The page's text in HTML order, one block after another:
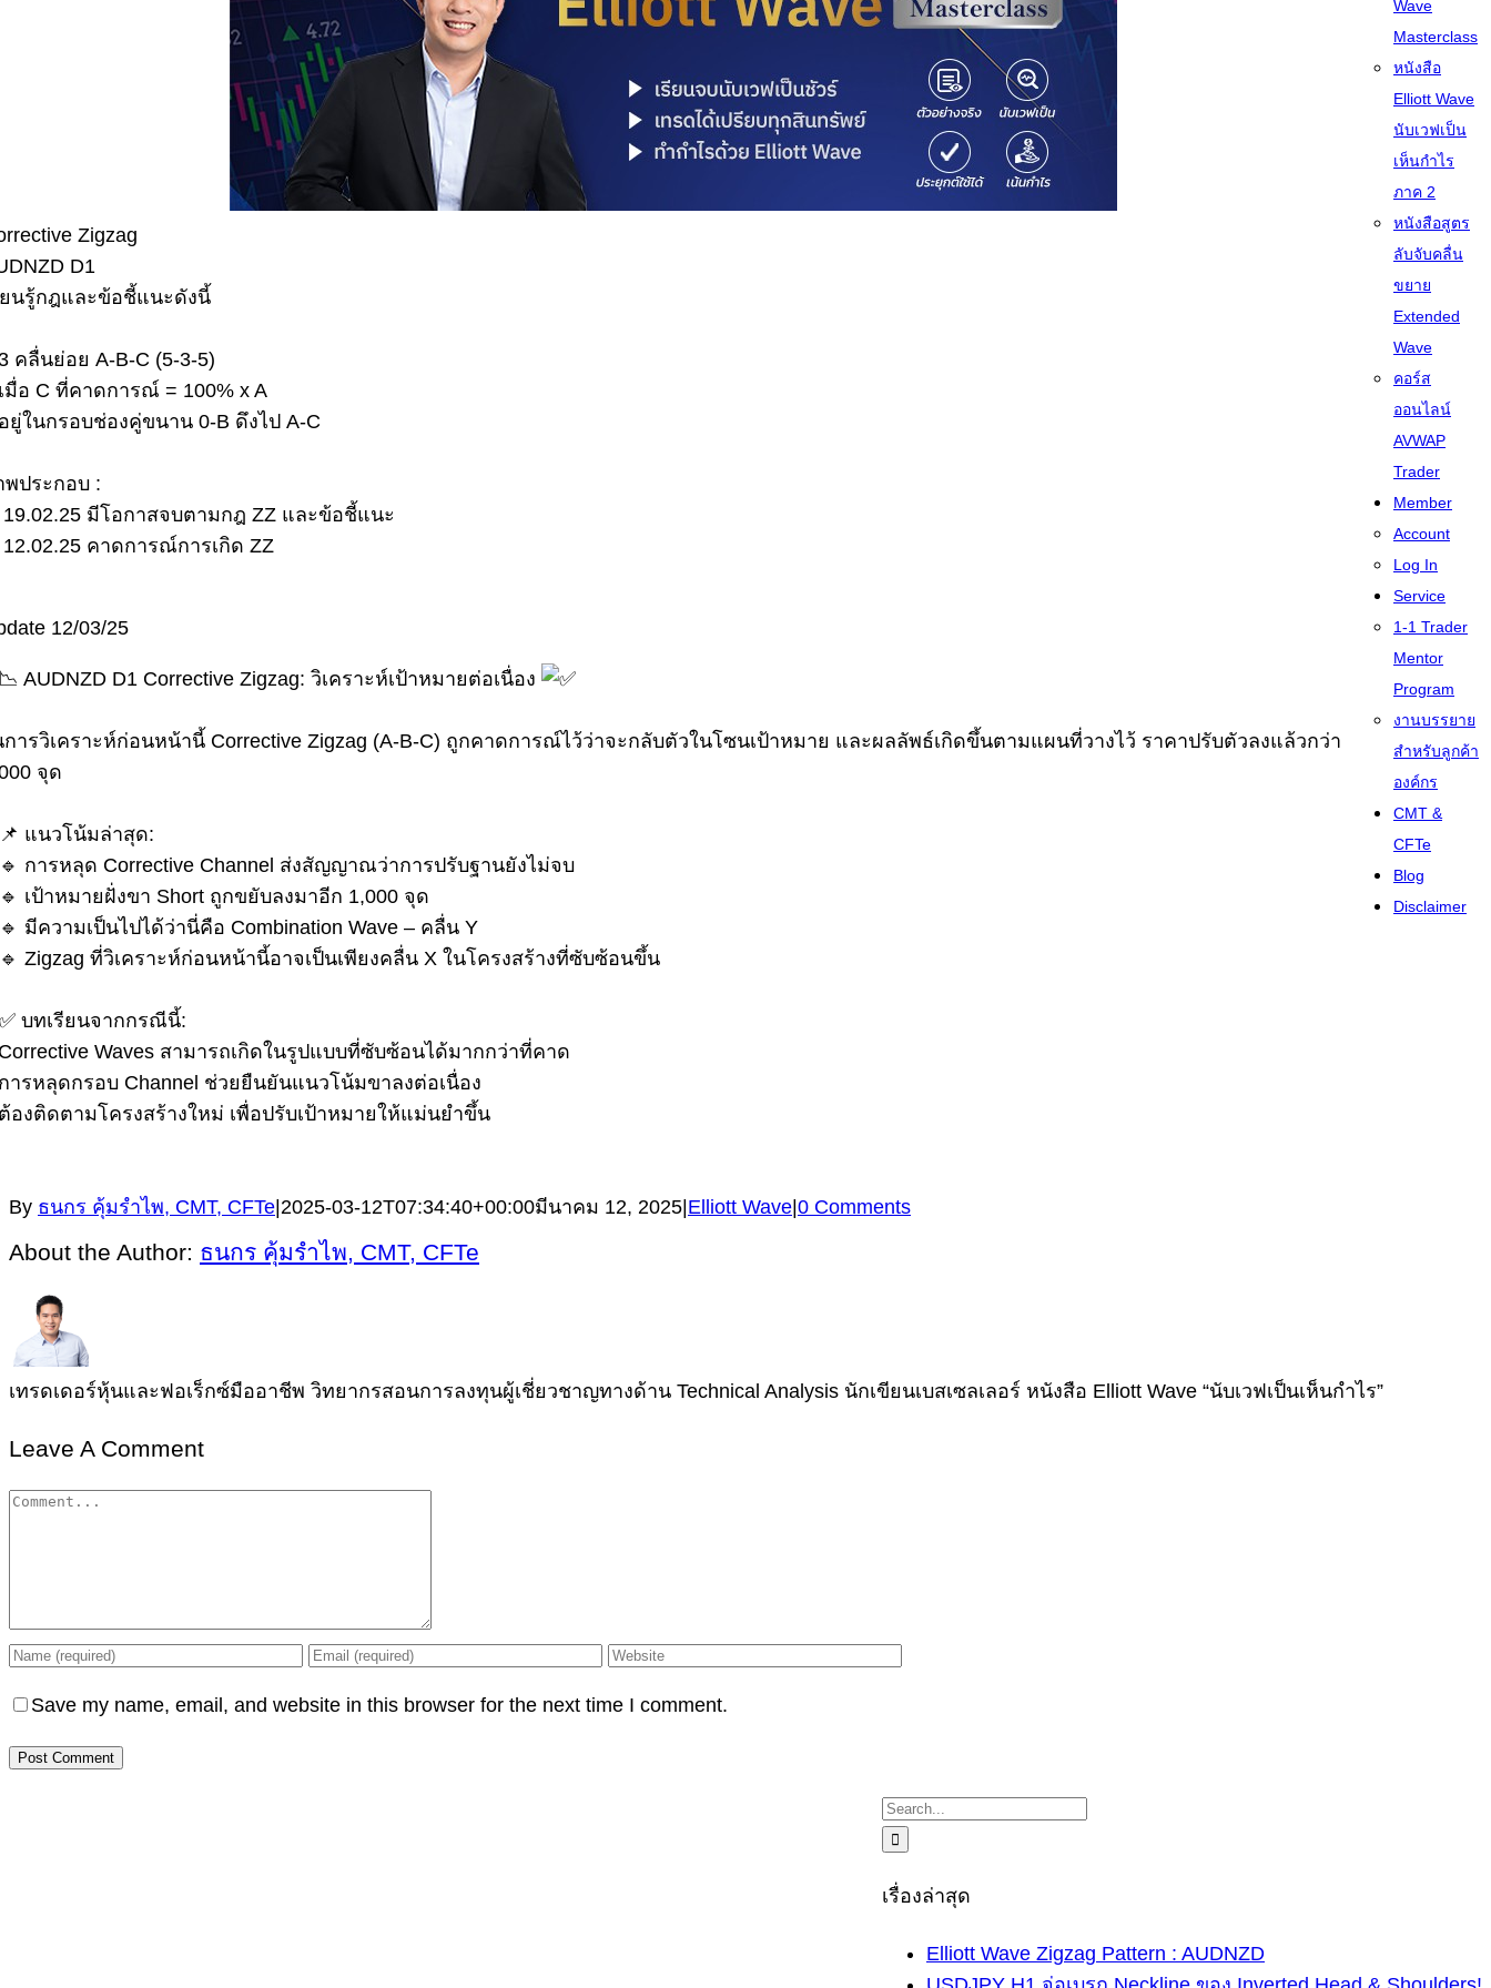
Zigzag
D1
ยนรู้กฎและข้อชี้แนะดังนี้
คลื่นย่อย A-B-C (5-3-5)
มื่อ C ที่คาดการณ์ = 100% x A
ยู่ในกรอบช่องคู่ขนาน 0-B ดึงไป A-C
พประกอบ :
19.02.25 มีโอกาสจบตามกฎ ZZ และข้อชี้แนะ
12.02.25 คาดการณ์การเกิด ZZ
12/03/25
AUDNZD​ D1 Corrective Zigzag: วิเคราะห์เป้าหมายต่อเนื่อง
การวิเคราะห์ก่อนหน้านี้ Corrective Zigzag (A-B-C) ถูกคาดการณ์ไว้ว่าจะกลับตัวในโซนเป้าหมาย และผลลัพธ์เกิดขึ้นตามแผนที่วางไว้ ราคาปรับตัวลงแล้วกว่า
จุด
แนวโน้มล่าสุด:
การหลุด Corrective Channel ส่งสัญญาณว่าการปรับฐานยังไม่จบ
เป้าหมายฝั่งขา Short ถูกขยับลงมาอีก 1,000 จุด
มีความเป็นไปได้ว่านี่คือ Combination Wave – คลื่น Y
Zigzag ที่วิเคราะห์ก่อนหน้านี้อาจเป็นเพียงคลื่น X ในโครงสร้างที่ซับซ้อนขึ้น
บทเรียนจากกรณีนี้:
Waves สามารถเกิดในรูปแบบที่ซับซ้อนได้มากกว่าที่คาด
ารหลุดกรอบ Channel ช่วยยืนยันแนวโน้มขาลงต่อเนื่อง
องติดตามโครงสร้างใหม่ เพื่อปรับเป้าหมายให้แม่นยำขึ้น
By ธนกร คุ้มรำไพ, CMT, CFTe|2025-03-12T07:34:40+00:00มีนาคม 12, 2025|Elliott Wave|0 Comments
About the Author: ธนกร คุ้มรำไพ, CMT, CFTe
เทรดเดอร์หุ้นและฟอเร็กซ์มืออาชีพ วิทยากรสอนการลงทุนผู้เชี่ยวชาญทางด้าน Technical Analysis นักเขียนเบสเซลเลอร์ หนังสือ Elliott Wave “นับเวฟเป็นเห็นกำไร”
Leave A Comment
Comment
Save my name, email, and website in this browser for the next time I comment.
Search
for:
เรื่องล่าสุด
Elliott Wave Zigzag Pattern : AUDNZD
Wave
Masterclass
หนังสือ
Elliott Wave
นับเวฟเป็น
เห็นกำไร
ภาค 2
หนังสือสูตร
ลับจับคลื่น
ขยาย
Extended
Wave
คอร์ส
ออนไลน์
AVWAP
Trader
Member
Account
Log In
Service
1-1 Trader
Mentor
Program
งานบรรยาย
สำหรับลูกค้า
องค์กร
CMT &
CFTe
Blog
Disclaimer